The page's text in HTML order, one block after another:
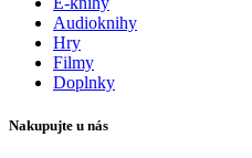
Audioknihy
Hry
Filmy
Doplnky
Nakupujte u nás